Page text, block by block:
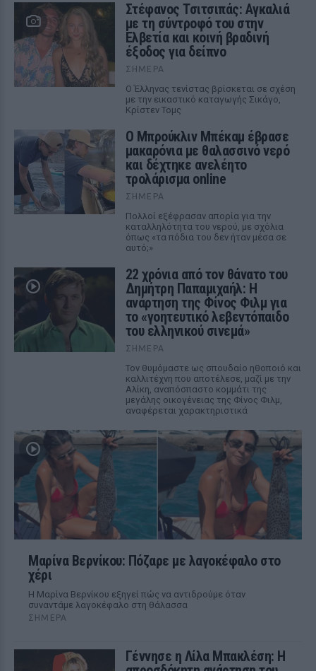
Στέφανος Τσιτσιπάς: Αγκαλιά
με τη σύντροφό του στην
Ελβετία και κοινή βραδινή
έξοδος για δείπνο
ΣΉΜΕΡΑ
Ο Έλληνας τενίστας βρίσκεται σε σχέση
με την εικαστικό καταγωγής Σικάγο,
Κρίστεν Τομς
Ο Μπρούκλιν Μπέκαμ έβρασε
μακαρόνια με θαλασσινό νερό
και δέχτηκε ανελέητο
τρολάρισμα online
ΣΉΜΕΡΑ
Πολλοί εξέφρασαν απορία για την
καταλληλότητα του νερού, με σχόλια
όπως «τα πόδια του δεν ήταν μέσα σε
αυτό;»
22 χρόνια από τον θάνατο του
Δημήτρη Παπαμιχαήλ: Η
ανάρτηση της Φίνος Φιλμ για
το «γοητευτικό λεβεντόπαιδο
του ελληνικού σινεμά»
ΣΉΜΕΡΑ
Τον θυμόμαστε ως σπουδαίο ηθοποιό και
καλλιτέχνη που αποτέλεσε, μαζί με την
Αλίκη, αναπόσπαστο κομμάτι της
μεγάλης οικογένειας της Φίνος Φιλμ,
αναφέρεται χαρακτηριστικά
Μαρίνα Βερνίκου: Πόζαρε με λαγοκέφαλο στο
χέρι
Η Μαρίνα Βερνίκου εξηγεί πώς να αντιδρούμε όταν
συναντάμε λαγοκέφαλο στη θάλασσα
ΣΉΜΕΡΑ
Γέννησε η Λίλα Μπακλέση: Η